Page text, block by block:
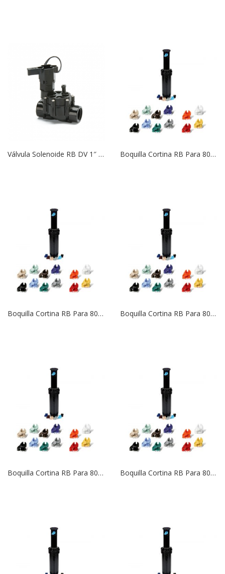
Válvula Solenoide RB DV 1″ | 24 V | Hilo BSP | S/CF (Sin Control de Caudal) Boquilla Cortina RB Para 8005/6504 | 26 Blanca
Boquilla Cortina RB Para 8005/6504 | 24 Naranja Boquilla Cortina RB Para 8005/6504 | 22 Amarilla
Boquilla Cortina RB Para 8005/6504 | 20 Roja Boquilla Cortina RB Para 8005/6504 | 18 Azúl